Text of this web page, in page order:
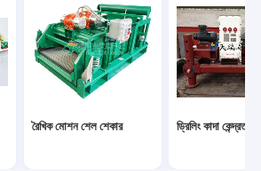
রৈখিক মোশন শেল শেকার ড্রিলিং কাদা কেন্দ্রতত্ত্বে